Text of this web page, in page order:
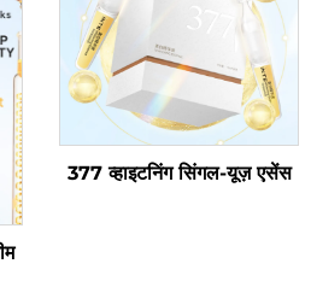
377 व्हाइटनिंग सिंगल-यूज़ एसेंस